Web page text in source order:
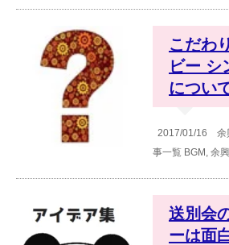
こだわ
ビー シ
につい
2017/01/16
余
事一覧 BGM , 余
送別会
ーは面